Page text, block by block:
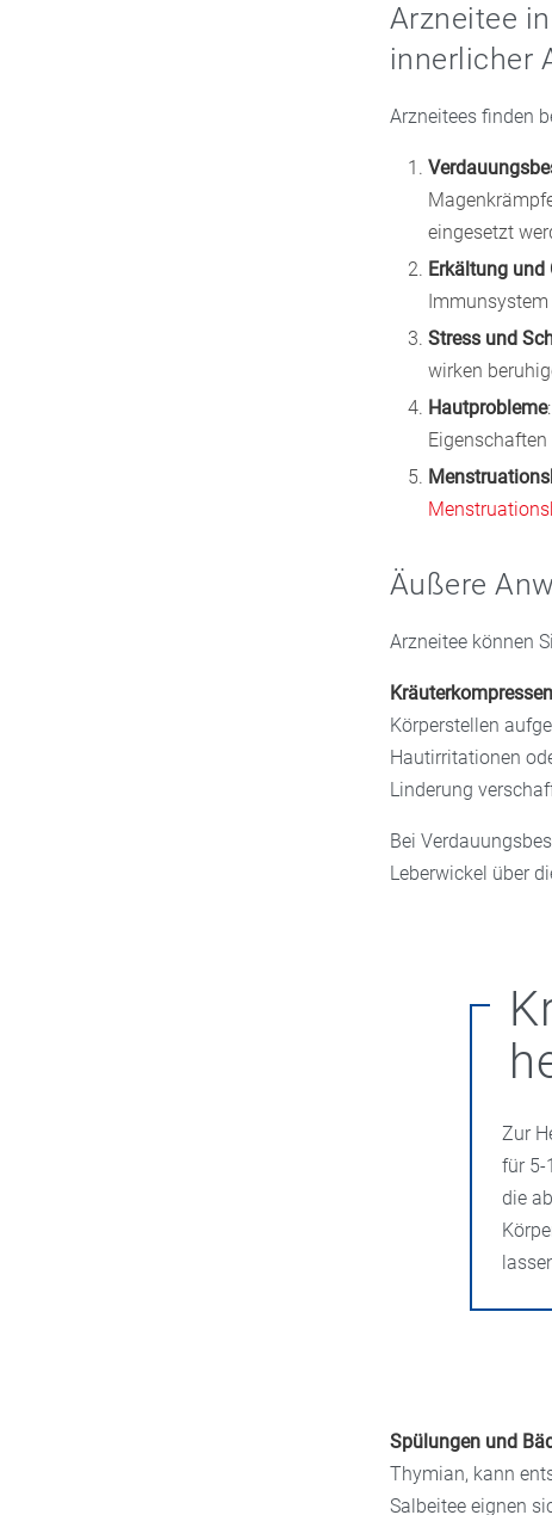
Arzneitee
innerlicher
Arzneitees finden
eingesetzt
Erkältung und
Stress und
wirken
Hautprobleme:
Äußere
Arzneitee können
Kräuterkompressen
Körperstellen
Hautirritationen
Linderung
Bei
Leberwickel über
Zur
für 5-
die
Spülungen und
Thymian, kann
Salbeitee eignen